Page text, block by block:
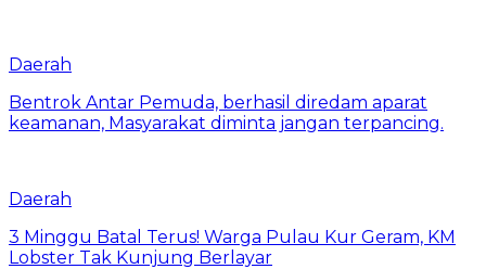
Daerah
Bentrok Antar Pemuda, berhasil diredam aparat
keamanan, Masyarakat diminta jangan terpancing.
Daerah
3 Minggu Batal Terus! Warga Pulau Kur Geram, KM
Lobster Tak Kunjung Berlayar